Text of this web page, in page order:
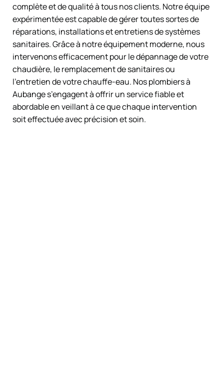
complète et de qualité à tous nos clients. Notre équipe
expérimentée est capable de gérer toutes sortes de
réparations, installations et entretiens de systèmes
sanitaires. Grâce à notre équipement moderne, nous
intervenons efficacement pour le dépannage de votre
chaudière, le remplacement de sanitaires ou
l’entretien de votre chauffe-eau. Nos plombiers à
Aubange s’engagent à offrir un service fiable et
abordable en veillant à ce que chaque intervention
soit effectuée avec précision et soin.